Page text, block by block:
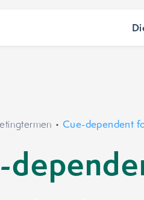
•Cue-dependent